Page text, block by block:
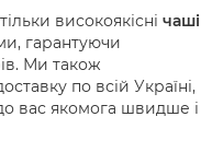
високоякісні чаші
гарантуючи
Ми також
по всій Україні,
вас якомога швидше і